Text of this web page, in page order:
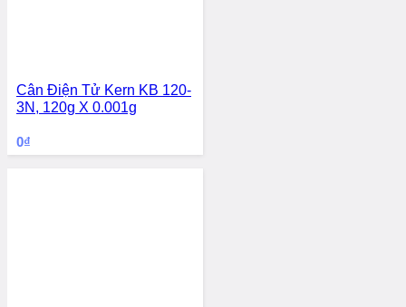
Cân Điện Tử Kern KB 120-
3N, 120g X 0.001g
0₫